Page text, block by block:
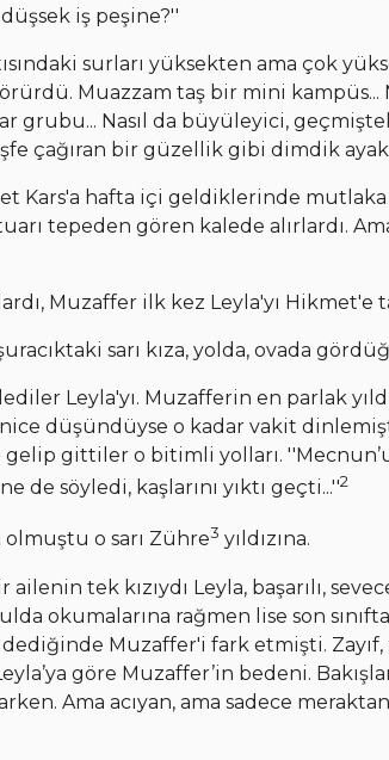
iş peşine?''
surları yüksekten ama çok
Muazzam taş bir mini
grubu... Nasıl da büyüleyici,
çağıran bir güzellik gibi dimdik
Kars'a hafta içi geldiklerinde
tepeden gören kalede alırlardı.
Muzaffer ilk kez Leyla'yı Hikmet'e
sarı kıza, yolda, ovada
Leyla'yı. Muzafferin en parlak
nice düşündüyse o kadar vakit
gittiler o bitimli yolları.
de söyledi, kaşlarını yıktı geçti...''2
o sarı Zühre3 yıldızına.
ailenin tek kızıydı Leyla, başarılı,
okumalarına rağmen lise son
dediğinde Muzaffer'i fark etmişti.
göre Muzaffer’in bedeni.
Ama acıyan, ama sadece